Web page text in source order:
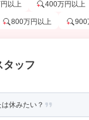
以上 400万円以上
800万円以上 900
タッフ
休みたい？